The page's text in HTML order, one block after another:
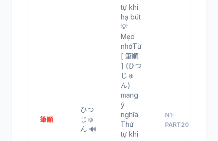
筆順
ひつ
じゅ
ん 🔊
tự khi
hạ bút
💡
Mẹo
nhớTừ
[ 筆順
] (ひつ
じゅ
ん)
mang
ý
nghĩa:
Thứ
tự khi
N1-
PART20